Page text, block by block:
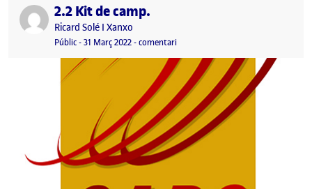
Publicat per2.2 Kit de camp.
Publicat per
Ricard Solé I Xanxo
Visibilitat:
Públic-Data de publicació
31 Març 202231 març, 2022 9:09 pm
-comentariel 2.2 Kit de camp.